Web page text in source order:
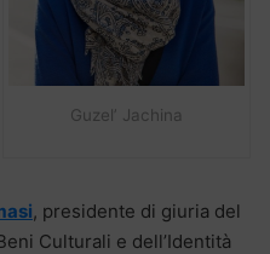
Guzel’ Jachina
, presidente di giuria del
Culturali e dell’Identità